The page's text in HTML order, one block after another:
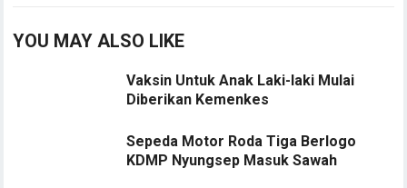
YOU MAY ALSO LIKE
Vaksin Untuk Anak Laki-laki Mulai
Diberikan Kemenkes
Sepeda Motor Roda Tiga Berlogo
KDMP Nyungsep Masuk Sawah